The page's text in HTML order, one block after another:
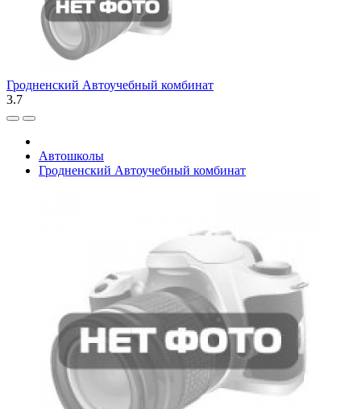
Гродненский Автоучебный комбинат
3.7
Автошколы
Гродненский Автоучебный комбинат